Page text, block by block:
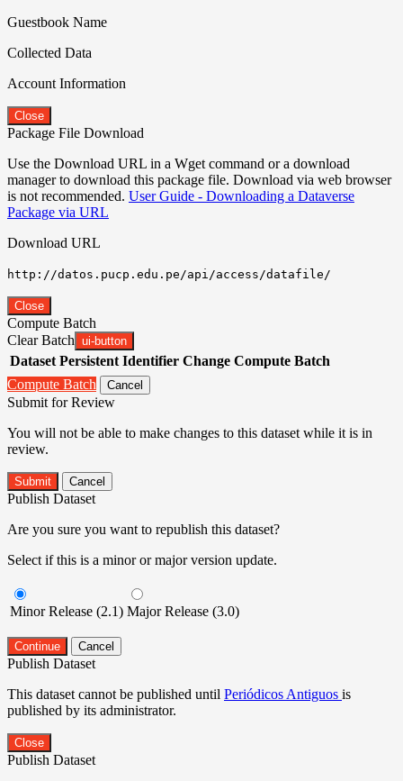
Guestbook Name
Collected Data
Account Information
Close
Package File Download
Use the Download URL in a Wget command or a download
manager to download this package file. Download via web browser
is not recommended. User Guide - Downloading a Dataverse
Package via URL
Download URL
http://datos.pucp.edu.pe/api/access/datafile/
Close
Compute Batch
Clear Batch ui-button
Dataset Persistent Identifier Change Compute Batch
Compute Batch
Cancel
Submit for Review
You will not be able to make changes to this dataset while it is in
review.
Submit Cancel
Publish Dataset
Are you sure you want to republish this dataset?
Select if this is a minor or major version update.
Minor Release (2.1) Major Release (3.0)
Continue Cancel
Publish Dataset
This dataset cannot be published until Periódicos Antiguos is
published by its administrator.
Close
Publish Dataset